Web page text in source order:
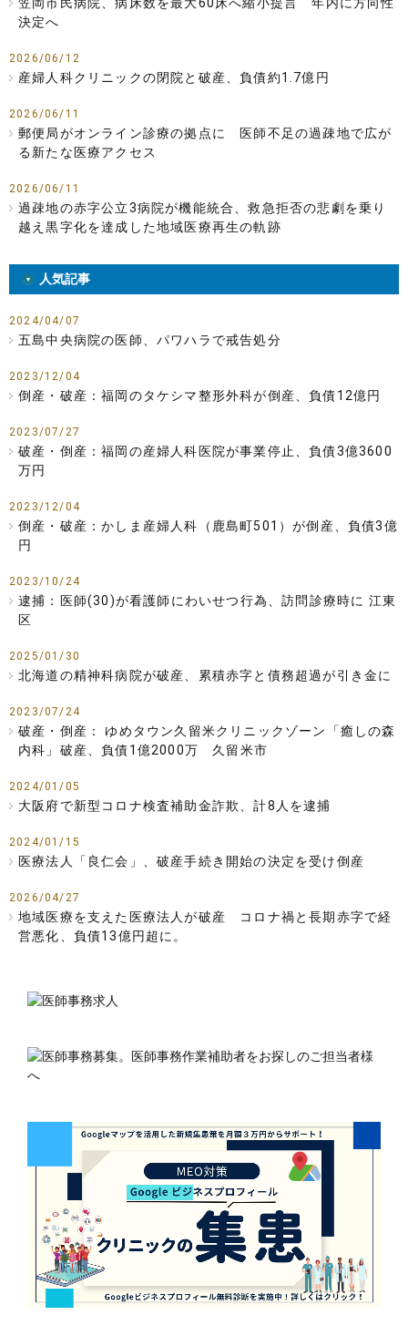
笠岡市民病院、病床数を最大60床へ縮小提言 年内に方向性
決定へ
2026/06/12
産婦人科クリニックの閉院と破産、負債約1.7億円
2026/06/11
郵便局がオンライン診療の拠点に 医師不足の過疎地で広が
る新たな医療アクセス
2026/06/11
過疎地の赤字公立3病院が機能統合、救急拒否の悲劇を乗り
越え黒字化を達成した地域医療再生の軌跡
人気記事
2024/04/07
五島中央病院の医師、パワハラで戒告処分
2023/12/04
倒産・破産：福岡のタケシマ整形外科が倒産、負債12億円
2023/07/27
破産・倒産：福岡の産婦人科医院が事業停止、負債3億3600
万円
2023/12/04
倒産・破産：かしま産婦人科（鹿島町501）が倒産、負債3億
円
2023/10/24
逮捕：医師(30)が看護師にわいせつ行為、訪問診療時に 江東
区
2025/01/30
北海道の精神科病院が破産、累積赤字と債務超過が引き金に
2023/07/24
破産・倒産： ゆめタウン久留米クリニックゾーン「癒しの森
内科」破産、負債1億2000万 久留米市
2024/01/05
大阪府で新型コロナ検査補助金詐欺、計8人を逮捕
2024/01/15
医療法人「良仁会」、破産手続き開始の決定を受け倒産
2026/04/27
地域医療を支えた医療法人が破産 コロナ禍と長期赤字で経
営悪化、負債13億円超に。